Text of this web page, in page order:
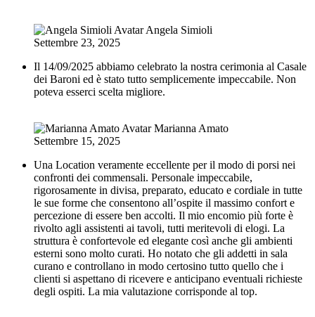
Angela Simioli
Settembre 23, 2025
Il 14/09/2025 abbiamo celebrato la nostra cerimonia al Casale
dei Baroni ed è stato tutto semplicemente impeccabile. Non
poteva esserci scelta migliore.
Marianna Amato
Settembre 15, 2025
Una Location veramente eccellente per il modo di porsi nei
confronti dei commensali. Personale impeccabile,
rigorosamente in divisa, preparato, educato e cordiale in tutte
le sue forme che consentono all’ospite il massimo confort e
percezione di essere ben accolti. Il mio encomio più forte è
rivolto agli assistenti ai tavoli, tutti meritevoli di elogi. La
struttura è confortevole ed elegante così anche gli ambienti
esterni sono molto curati. Ho notato che gli addetti in sala
curano e controllano in modo certosino tutto quello che i
clienti si aspettano di ricevere e anticipano eventuali richieste
degli ospiti. La mia valutazione corrisponde al top.